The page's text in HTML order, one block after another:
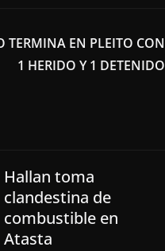
TERMINA EN PLEITO CON
1 HERIDO Y 1 DETENIDO
Hallan toma
clandestina de
combustible en
Atasta